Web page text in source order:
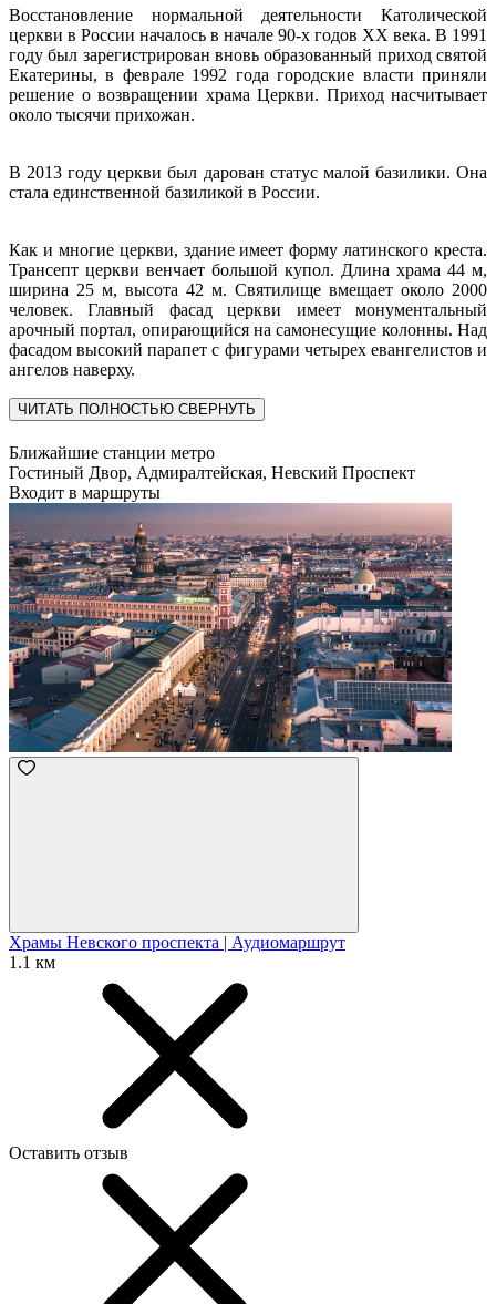
Восстановление нормальной деятельности Католической
церкви в России началось в начале 90-х годов XX века. В 1991
году был зарегистрирован вновь образованный приход святой
Екатерины, в феврале 1992 года городские власти приняли
решение о возвращении храма Церкви. Приход насчитывает
около тысячи прихожан.
В 2013 году церкви был дарован статус малой базилики. Она
стала единственной базиликой в России.
Как и многие церкви, здание имеет форму латинского креста.
Трансепт церкви венчает большой купол. Длина храма 44 м,
ширина 25 м, высота 42 м. Святилище вмещает около 2000
человек. Главный фасад церкви имеет монументальный
арочный портал, опирающийся на самонесущие колонны. Над
фасадом высокий парапет с фигурами четырех евангелистов и
ангелов наверху.
ЧИТАТЬ ПОЛНОСТЬЮ СВЕРНУТЬ
Ближайшие станции метро
Гостиный Двор, Адмиралтейская, Невский Проспект
Входит в маршруты
Храмы Невского проспекта | Аудиомаршрут
1.1 км
Оставить отзыв